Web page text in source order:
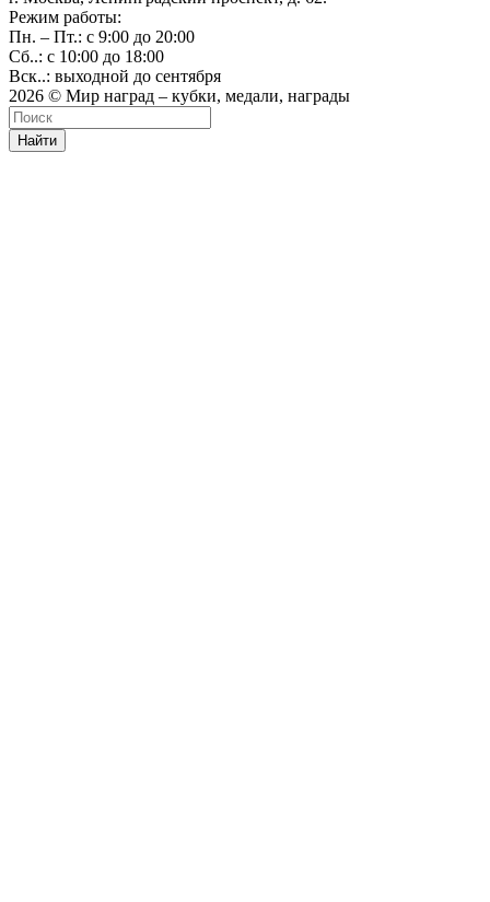
Режим работы:
Пн. – Пт.: с 9:00 до 20:00
Сб..: с 10:00 до 18:00
Вск..: выходной до сентября
2026 © Мир наград – кубки, медали, награды
Найти